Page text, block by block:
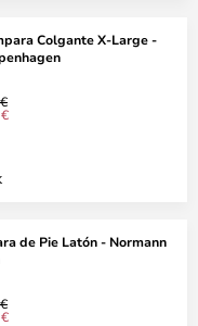
Colgante X-Large -
de Pie Latón - Normann